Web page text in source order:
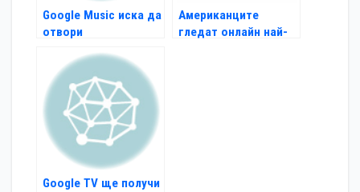
Google Music иска да
отвори
магазин
Американците
гледат онлайн най-
Google TV ще получи